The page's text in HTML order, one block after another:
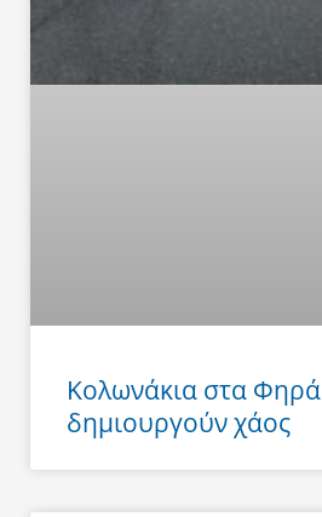
Κολωνάκια στα Φηρά
δημιουργούν χάος